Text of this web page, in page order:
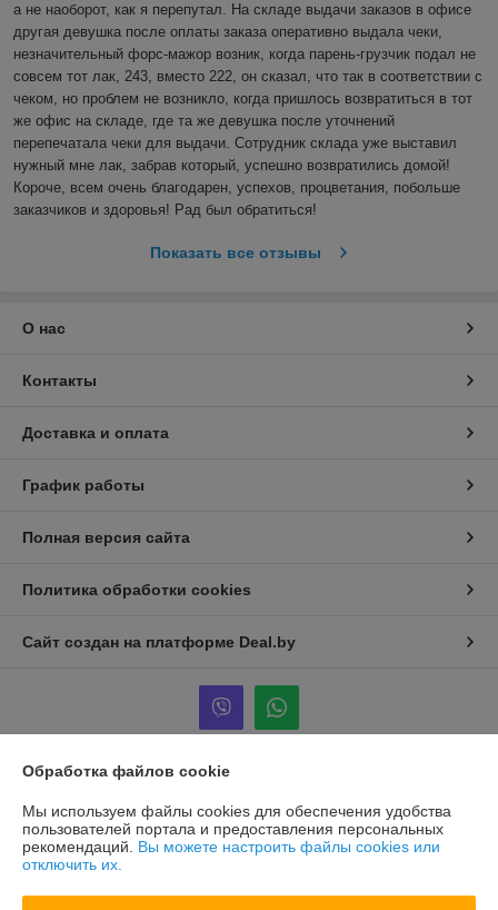
а не наоборот, как я перепутал. На складе выдачи заказов в офисе
другая девушка после оплаты заказа оперативно выдала чеки,
незначительный форс-мажор возник, когда парень-грузчик подал не
совсем тот лак, 243, вместо 222, он сказал, что так в соответствии с
чеком, но проблем не возникло, когда пришлось возвратиться в тот
же офис на складе, где та же девушка после уточнений
перепечатала чеки для выдачи. Сотрудник склада уже выставил
нужный мне лак, забрав который, успешно возвратились домой!
Короче, всем очень благодарен, успехов, процветания, побольше
заказчиков и здоровья! Рад был обратиться!
Показать все отзывы
О нас
Контакты
Доставка и оплата
График работы
Полная версия сайта
Политика обработки cookies
Сайт создан на платформе Deal.by
Юридическое лицо:«СТМ Групп Опт»
Республика Беларусь, 220138, г. Минск, ул. Липковская, д.18
помещение 2
Регистрационный номер ЕГР: 193587470
Обработка файлов cookie
Мы используем файлы cookies для обеспечения удобства
пользователей портала и предоставления персональных
рекомендаций. Вы можете настроить файлы cookies или
отключить их.